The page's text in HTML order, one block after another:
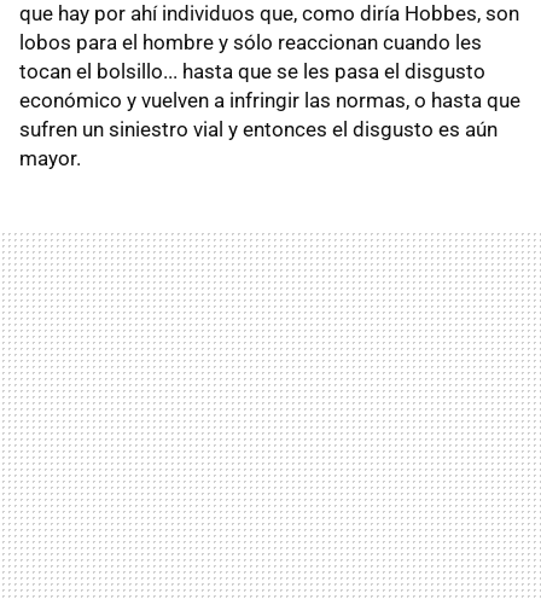
que hay por ahí individuos que, como diría Hobbes, son
lobos para el hombre y sólo reaccionan cuando les
tocan el bolsillo... hasta que se les pasa el disgusto
económico y vuelven a infringir las normas, o hasta que
sufren un siniestro vial y entonces el disgusto es aún
mayor.